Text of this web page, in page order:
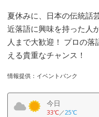
夏休みに、日本の伝統話
近落語に興味を持った人
人まで大歓迎！ プロの
える貴重なチャンス！
情報提供：イベントバンク
今日
33℃／25℃